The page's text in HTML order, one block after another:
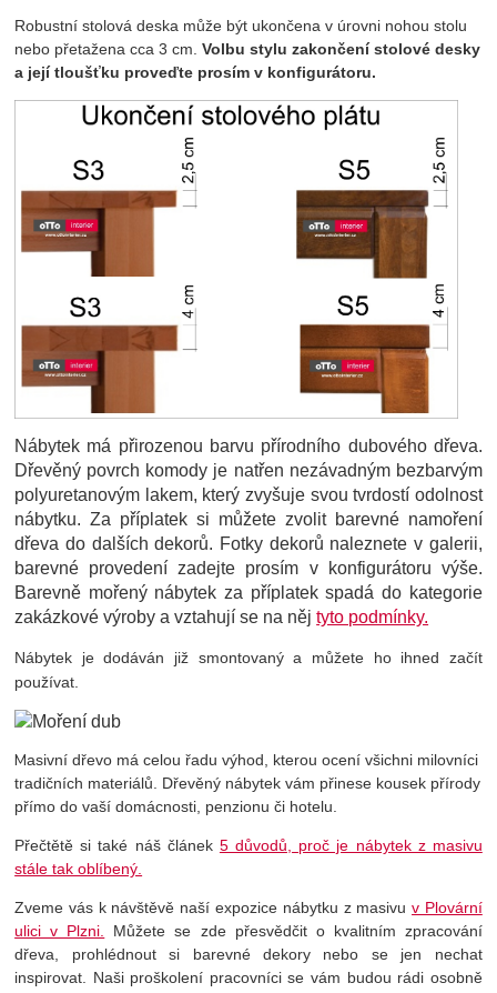
Robustní stolová deska může být ukončena v úrovni nohou stolu
nebo přetažena cca 3 cm. Volbu stylu zakončení stolové desky
a její tloušťku proveďte prosím v konfigurátoru.
Nábytek má přirozenou barvu přírodního dubového dřeva.
Dřevěný povrch komody je natřen nezávadným bezbarvým
polyuretanovým lakem, který zvyšuje svou tvrdostí odolnost
nábytku. Za příplatek si můžete zvolit barevné namoření
dřeva do dalších dekorů. Fotky dekorů naleznete v galerii,
barevné provedení zadejte prosím v konfigurátoru výše.
Barevně mořený nábytek za příplatek spadá do kategorie
zakázkové výroby a vztahují se na nějtyto podmínky.
Nábytek je dodáván již smontovaný a můžete ho ihned začít
používat.
Masivní dřevo má celou řadu výhod, kterou ocení všichni milovníci
tradičních materiálů. Dřevěný nábytek vám přinese kousek přírody
přímo do vaší domácnosti, penzionu či hotelu.
Přečtětě si také náš článek 5 důvodů, proč je nábytek z masivu
stále tak oblíbený.
Zveme vás k návštěvě naší expozice nábytku z masivuv Plovární
ulici v Plzni.
Můžete se zde přesvědčit o kvalitním zpracování
dřeva, prohlédnout si barevné dekory nebo se jen nechat
inspirovat. Naši proškolení pracovníci se vám budou rádi osobně